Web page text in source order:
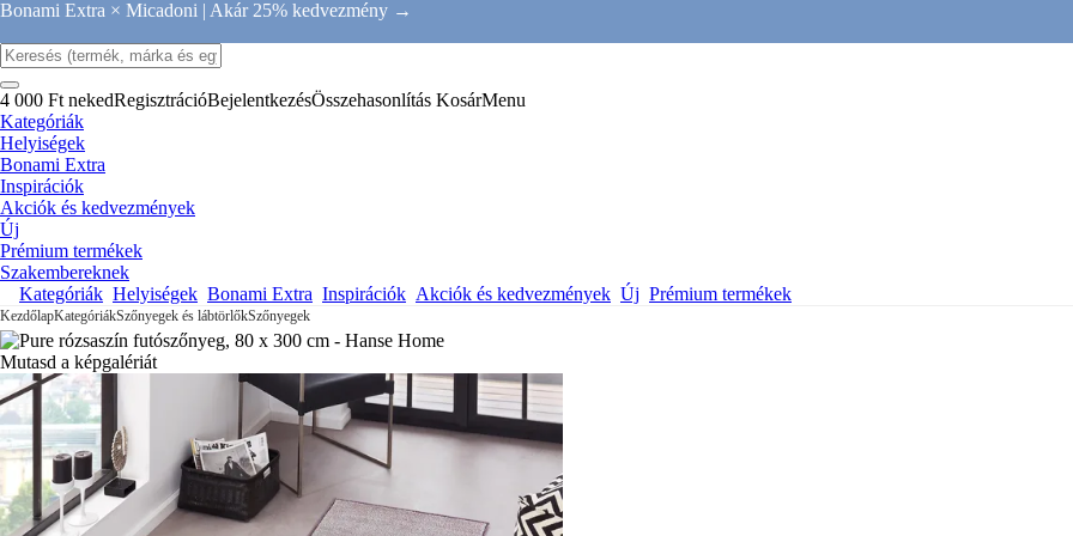
Bonami Extra × Micadoni | Akár 25% kedvezmény →
4 000 Ft nekedRegisztrációBejelentkezésÖsszehasonlítás KosárMenu
Kategóriák
Helyiségek
Bonami Extra
Inspirációk
Akciók és kedvezmények
Új
Prémium termékek
Szakembereknek
Kategóriák Helyiségek Bonami Extra Inspirációk Akciók és kedvezmények Új Prémium termékek
KezdőlapKategóriákSzőnyegek és lábtörlőkSzőnyegek
Mutasd a képgalériát